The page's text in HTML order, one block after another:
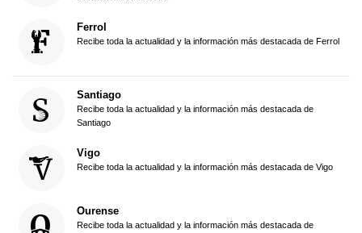
Ferrol
Recibe toda la actualidad y la información más destacada de Ferrol
Santiago
Recibe toda la actualidad y la información más destacada de
Santiago
Vigo
Recibe toda la actualidad y la información más destacada de Vigo
Ourense
Recibe toda la actualidad y la información más destacada de